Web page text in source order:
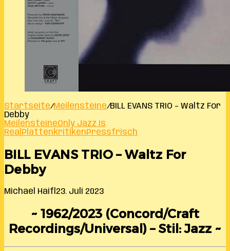
Startseite/Meilensteine/BILL EVANS TRIO – Waltz For
Debby
MeilensteineOnly Jazz Is
Real PlattenkritikenPressfrisch
BILL EVANS TRIO – Waltz For
Debby
Michael Haifl 23. Juli 2023
~ 1962/2023 (Concord/Craft
Recordings/Universal) – Stil: Jazz ~